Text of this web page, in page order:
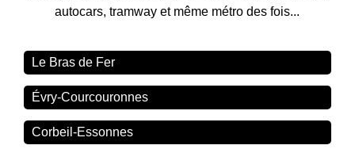
autocars, tramway et même métro des fois...
Le Bras de Fer
Évry-Courcouronnes
Corbeil-Essonnes